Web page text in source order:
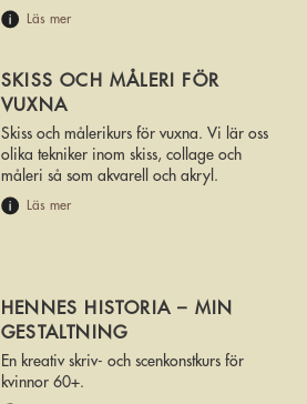
Läs mer
SKISS OCH MÅLERI FÖR
VUXNA
Skiss och målerikurs för vuxna. Vi lär oss
olika tekniker inom skiss, collage och
måleri så som akvarell och akryl.
Läs mer
HENNES HISTORIA – MIN
GESTALTNING
En kreativ skriv- och scenkonstkurs för
kvinnor 60+.